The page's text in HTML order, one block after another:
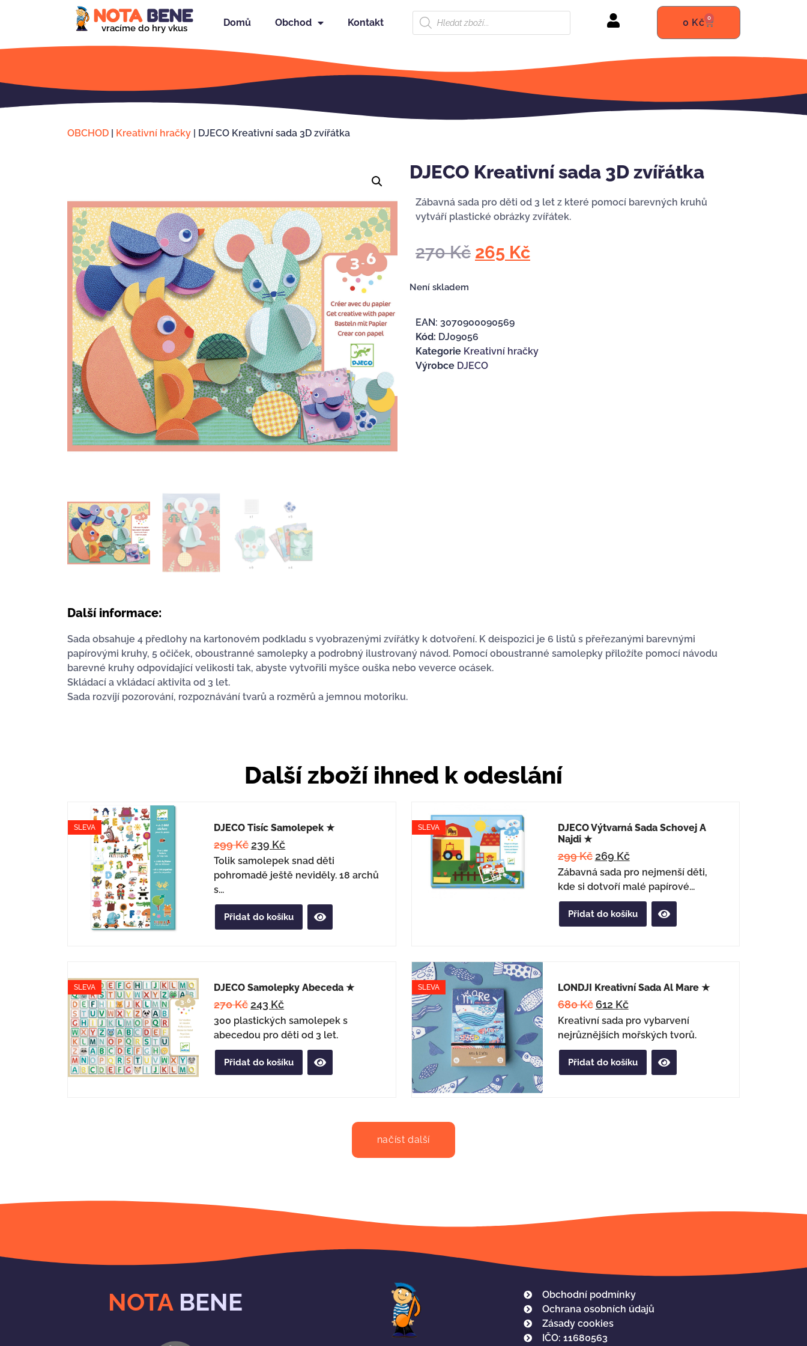
vracíme do hry vkus
Domů Obchod Kontakt 0 Kč 0
OBCHOD | Kreativní hračky | DJECO Kreativní sada 3D zvířátka
DJECO Kreativní sada 3D zvířátka
Zábavná sada pro děti od 3 let z které pomocí barevných kruhů
vytváří plastické obrázky zvířátek.
270Kč 265 Kč
Není skladem
EAN: 3070900090569
Kód: DJ09056
Kategorie Kreativní hračky
Výrobce DJECO
Další informace:
Sada obsahuje 4 předlohy na kartonovém podkladu s vyobrazenými zvířátky k dotvoření. K deispozici je 6 listů s přeřezanými barevnými
papírovými kruhy, 5 očiček, oboustranné samolepky a podrobný ilustrovaný návod. Pomocí oboustranné samolepky přiložíte pomocí návodu
barevné kruhy odpovídající velikosti tak, abyste vytvořili myšce ouška nebo veverce ocásek.
Skládací a vkládací aktivita od 3 let.
Sada rozvíjí pozorování, rozpoznávání tvarů a rozměrů a jemnou motoriku.
Další zboží ihned k odeslání
SLEVA DJECO Tisíc Samolepek ★
299Kč239 Kč
Tolik samolepek snad děti
pohromadě ještě neviděly. 18 archů
s...
Přidat do košíku
SLEVA
DJECO Výtvarná Sada Schovej A
Najdi ★
299Kč 269 Kč
Zábavná sada pro nejmenší děti,
kde si dotvoří malé papírové...
Přidat do košíku
SLEVA DJECO Samolepky Abeceda ★
270Kč243 Kč
300 plastických samolepek s
abecedou pro děti od 3 let.
Přidat do košíku
SLEVA LONDJI Kreativní Sada Al Mare ★
680Kč 612 Kč
Kreativní sada pro vybarvení
nejrůznějších mořských tvorů.
Přidat do košíku
načíst další
NOTA BENE
Obchodní podmínky
Ochrana osobních údajů
Zásady cookies
IČO: 11680563